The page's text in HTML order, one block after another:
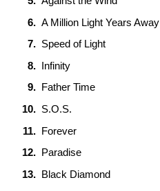
A Million Light Years Away
Speed of Light
Infinity
Father Time
S.O.S.
Forever
Paradise
Black Diamond